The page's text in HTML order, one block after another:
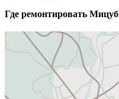
Где ремонтировать